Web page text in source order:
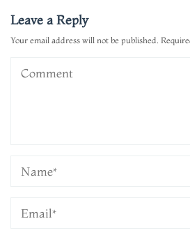
navigation
Leave a Reply
Your email address will not be published.